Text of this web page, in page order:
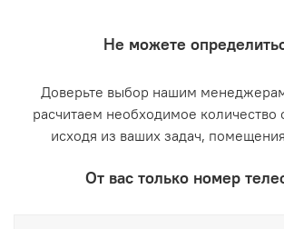
Не можете
Доверьте выбор нашим
расчитаем необходимое количество
исходя из ваших задач,
От вас только номер